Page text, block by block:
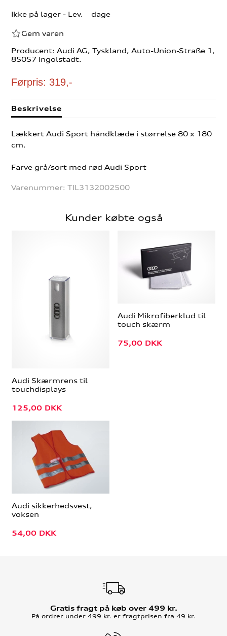
Ikke på lager- Lev. dage
Gem varen
Producent: Audi AG, Tyskland, Auto-Union-Straße 1,
85057 Ingolstadt.
Førpris: 319,-
Beskrivelse
Lækkert Audi Sport håndklæde i størrelse 80 x 180
cm.
Farve grå/sort med rød Audi Sport
Varenummer:TIL3132002500
Kunder købte også
Audi Skærmrens til
touchdisplays
125,00 DKK
Audi Mikrofiberklud til
touch skærm
75,00 DKK
Audi sikkerhedsvest,
voksen
54,00 DKK
Gratis fragt på køb over 499 kr.
På ordrer under 499 kr. er fragtprisen fra 49 kr.